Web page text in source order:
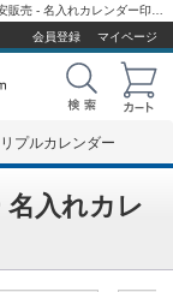
会員登録
マイページ
プルカレンダー
入れカレ